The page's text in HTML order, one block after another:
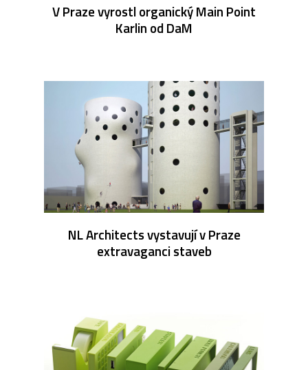
V Praze vyrostl organický Main Point
Karlin od DaM
NL Architects vystavují v Praze
extravaganci staveb